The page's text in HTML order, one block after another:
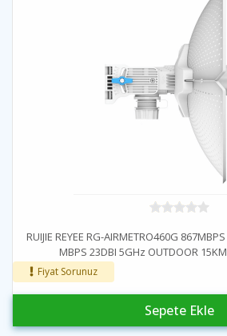
RUIJIE REYEE RG-AIRMETRO460G
MBPS 23DBI 5GHz OUTDOOR
Fiyat Sorunuz
Sepete Ekle